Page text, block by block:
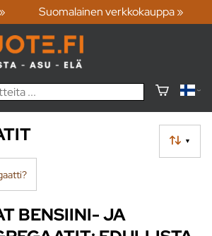
Suomalainen verkkokauppa »
▼
BENSIINI- JA